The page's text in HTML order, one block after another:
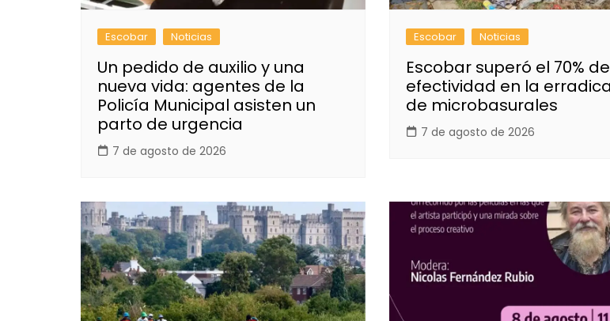
Escobar Noticias
Un pedido de auxilio y una
nueva vida: agentes de la
Policía Municipal asisten un
parto de urgencia
7 de agosto de 2026
Escobar Noticias
Escobar superó el 70% de
efectividad en la
de microbasurales
7 de agosto de 2026